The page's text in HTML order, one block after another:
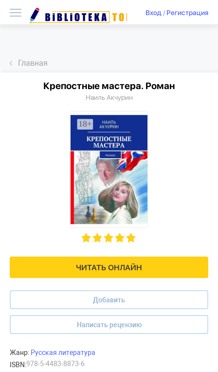
Вход/ Регистрация
Главная
ЧИТАТЬ ОНЛАЙН
Добавить
Написать рецензию
Крепостные мастера. Роман
Наиль Акчурин
Жанр: Русская литература
ISBN:978-5-4483-8873-6